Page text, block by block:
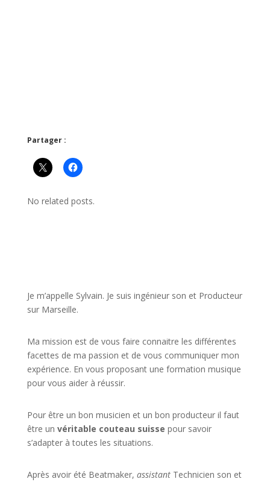
Partager :
No related posts.
Je m’appelle Sylvain. Je suis ingénieur son et Producteur
sur Marseille.
Ma mission est de vous faire connaitre les différentes
facettes de ma passion et de vous communiquer mon
expérience. En vous proposant une formation musique
pour vous aider à réussir.
Pour être un bon musicien et un bon producteur il faut
être un véritable couteau suisse pour savoir
s’adapter à toutes les situations.
Après avoir été Beatmaker, assistant Technicien son et